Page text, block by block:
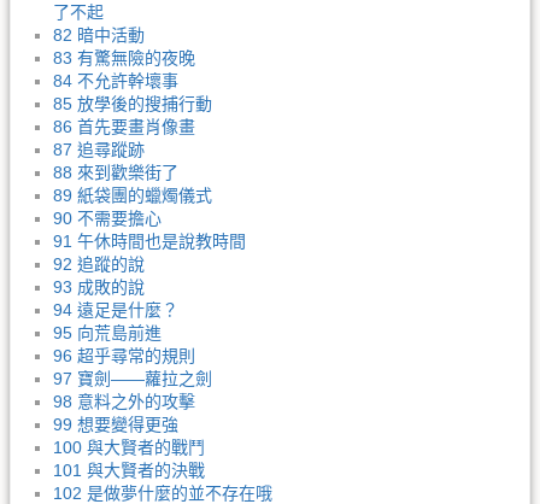
了不起
82 暗中活動
83 有驚無險的夜晚
84 不允許幹壞事
85 放學後的搜捕行動
86 首先要畫肖像畫
87 追尋蹤跡
88 來到歡樂街了
89 紙袋團的蠟燭儀式
90 不需要擔心
91 午休時間也是說教時間
92 追蹤的說
93 成敗的說
94 遠足是什麼？
95 向荒島前進
96 超乎尋常的規則
97 寶劍——蘿拉之劍
98 意料之外的攻擊
99 想要變得更強
100 與大賢者的戰鬥
101 與大賢者的決戰
102 是做夢什麼的並不存在哦